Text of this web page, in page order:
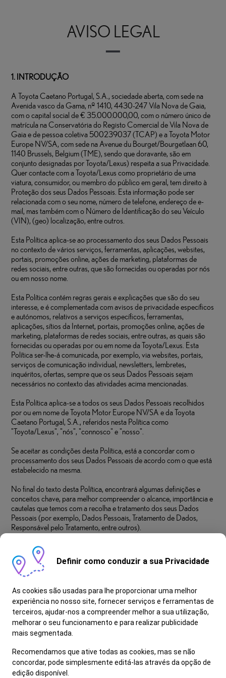
AVISO LEGAL
1. INTRODUÇÃO
A Toyota Caetano Portugal, S.A., sociedade aberta, com sede na
Avenida vasco da Gama, nº 1410, 4430-247 Vila Nova de Gaia,
com o capital social de € 35.000.000,00, com o número único de
matrícula na Conservatória do Registo Comercial de Vila Nova de
Gaia e de pessoa coletiva 500239037 (TCAP) e a Toyota Motor
Europe NV/SA, com sede na Avenue du Bourget/Bourgetlaan 60,
1140 Brussels, Belgium (TME), sendo que doravante, são em
conjunto designadas por Toyota/Lexus) respeita a sua Privacidade.
Quer contacte com a Toyota/Lexus como proprietário de uma
viatura, consumidor, ou membro do público em geral, tem direito à
Proteção dos seus Dados Pessoais. Esta informação pode ser
relacionada com o seu nome, número de telefone, endereço de e-
mail, mas também com o Número de Identificação do seu Veículo
(VIN), (geo) localização, entre outros.
Esta Política aplica-se ao processamento dos seus Dados Pessoais
no contexto de vários serviços, ferramentas, aplicações, websites,
portais, promoções online, ações de marketing, plataformas de
redes sociais, entre outras, que são fornecidas ou operadas por nós
ou em nosso nome.
Esta Política contém regras gerais e explicações que são do seu
interesse, e é complementada com avisos de privacidade específicos
e autónomos, relativos a serviços específicos, ferramentas,
aplicações, sítios da Internet, portais, promoções online, ações de
marketing, plataformas de redes sociais, entre outras, as quais são
fornecidas ou operadas por ou em nome da Toyota/Lexus. Esta
Política ser-lhe-á comunicada, por exemplo, via websites, portais,
serviços de comunicação individual, newsletters, lembretes,
inquéritos, ofertas, sempre que os seus Dados Pessoais sejam
necessários no contexto das atividades acima mencionadas.
Esta Política aplica-se a todos os seus Dados Pessoais recolhidos
por ou em nome de Toyota Motor Europe NV/SA e da Toyota
Caetano Portugal, S.A., referidos nesta Política como
"Toyota/Lexus", "nós", "connosco" e "nosso".
Se aceitar as condições desta Política, está a concordar com o
processamento dos seus Dados Pessoais de acordo com o que está
estabelecido na mesma.
No final do texto desta Política, encontrará algumas definições e
conceitos chave, para melhor compreender o alcance, importância e
cautelas que temos com a recolha e tratamento dos seus Dados
Pessoais (por exemplo, Dados Pessoais, Tratamento de Dados,
Responsável pelo Tratamento, entre outros).
Definir como conduzir a sua Privacidade
As cookies são usadas para lhe proporcionar uma melhor
experiência no nosso site, fornecer serviços e ferramentas de
terceiros, ajudar-nos a compreender melhor a sua utilização,
melhorar o seu funcionamento e para realizar publicidade
mais segmentada.
Recomendamos que ative todas as cookies, mas se não
concordar, pode simplesmente editá-las através da opção de
edição disponível.